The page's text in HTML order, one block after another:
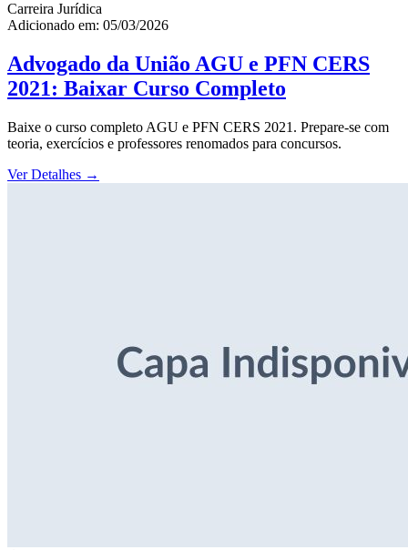
Carreira Jurídica
Adicionado em: 05/03/2026
Advogado da União AGU e PFN CERS
2021: Baixar Curso Completo
Baixe o curso completo AGU e PFN CERS 2021. Prepare-se com
teoria, exercícios e professores renomados para concursos.
Ver Detalhes →